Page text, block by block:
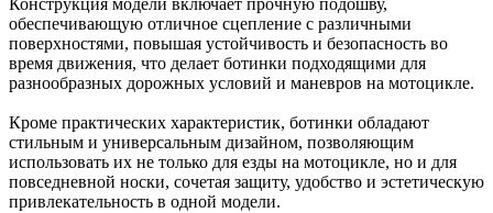
Конструкция модели включает прочную подошву,
обеспечивающую отличное сцепление с различными
поверхностями, повышая устойчивость и безопасность во
время движения, что делает ботинки подходящими для
разнообразных дорожных условий и маневров на мотоцикле.
Кроме практических характеристик, ботинки обладают
стильным и универсальным дизайном, позволяющим
использовать их не только для езды на мотоцикле, но и для
повседневной носки, сочетая защиту, удобство и эстетическую
привлекательность в одной модели.